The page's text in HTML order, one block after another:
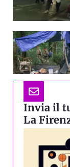
Invia il
La